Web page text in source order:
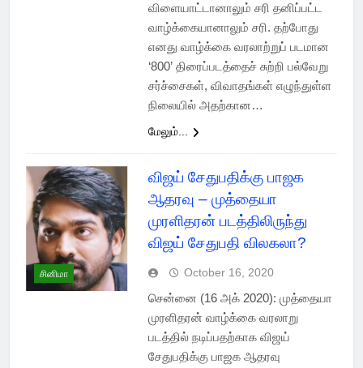
விளையாட்டானாலும்‌ சரி தனிப்பட்ட
வாழ்க்கையானாலும்‌ சரி. தற்போது
எனது வாழ்க்கை வரலாற்றுப் படமான
‘800’ திரைப்படத்தைச்‌ சுற்றி பல்வேறு
சர்ச்சைகள்‌, விவாதங்கள்‌ எழுந்துள்ள
நிலையில்‌ அதற்கான…
மேலும்...
சினிமா
விஜய் சேதுபதிக்கு பாஜக
ஆதரவு – முத்தையா
முரளிதரன் படத்திலிருந்து
விஜய் சேதுபதி விலகலா?
October 16, 2020
சென்னை (16 அக் 2020): முத்தையா
முரளிதரன் வாழ்க்கை வரலாறு
படத்தில் நடிப்பதற்காக விஜய்
சேதுபதிக்கு பாஜக ஆதரவு